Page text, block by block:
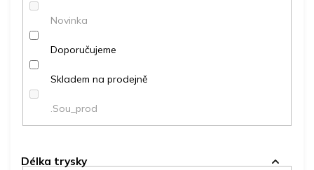
Novinka
Doporučujeme
Skladem na prodejně
.Sou_prod
Délka trysky